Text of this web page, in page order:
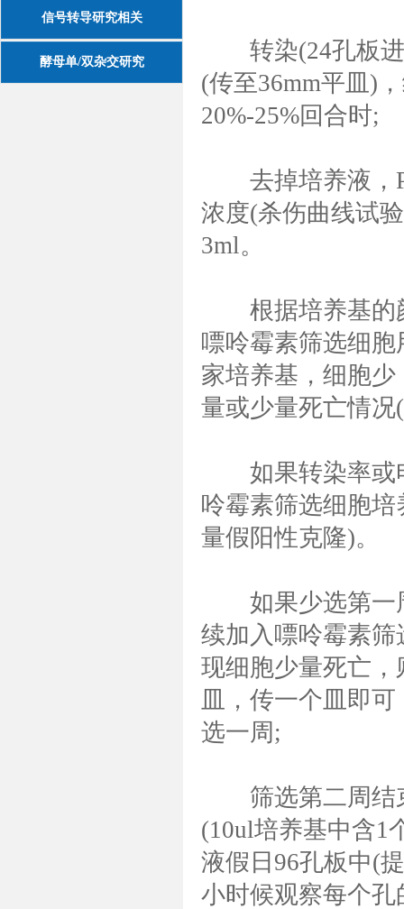
信号转导研究相关
酵母单/双杂交研究
转染(24孔板进
(传至36mm平皿)
20%-25%回合时;
去掉培养液，
浓度(杀伤曲线试
3ml。
根据培养基的颜
嘌呤霉素筛选细
家培养基，细胞
量或少量死亡情
如果转染率或电
呤霉素筛选细胞
量假阳性克隆)。
如果少选第一周
续加入嘌呤霉素
现细胞少量死亡，
皿，传一个皿即
选一周;
筛选第二周结
(10ul培养基中含1
液假日96孔板中(
小时候观察每个